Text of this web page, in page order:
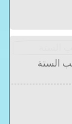
الستة